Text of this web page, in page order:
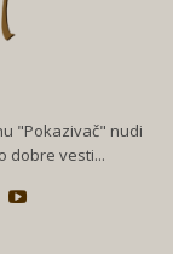
"Pokazivač" nudi
dobre vesti...